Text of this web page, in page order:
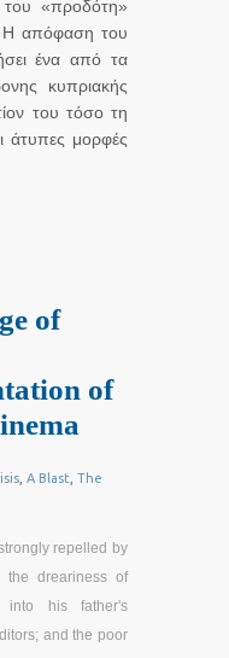
«προδότη»
Η απόφαση του
ένα από τα
κυπριακής
του τόσο τη
άτυπες μορφές
of
of
A Blast The
repelled by
the dreariness of
into his father's
and the poor